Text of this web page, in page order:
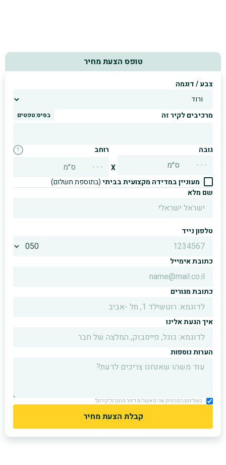
טופס הצעת מחיר
צבע / דוגמה
מרכיבים לקיר זה בסיס:טפטים
גובה
ס״מ X
רוחב ?
ס״מ
מעוניין במדידה מקצועית בביתי(בתוספת תשלום)
שם מלא
טלפון נייד
כתובת אימייל
כתובת מגורים
איך הגעת אלינו
הערות נוספות
בשליחת הפרטים אני מאשר/ת דיוור מחברת ״קירות״